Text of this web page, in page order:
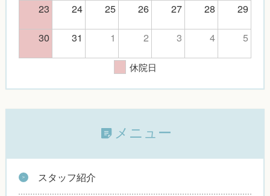
23
24 25 26 27 28
29
30
31 1 2 3 4 5
休院日
メニュー
スタッフ紹介